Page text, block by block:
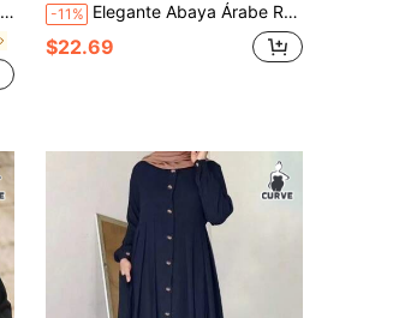
-11% Elegante Abaya Árabe Rosa Rosa Talla Grande, Manga Larga con Encaje Negro en Contraste, Cuello Redondo con Bajo Acampanado, Tela Tejida, Adecuada para Ocasiones Formales de Otoño
$22.69